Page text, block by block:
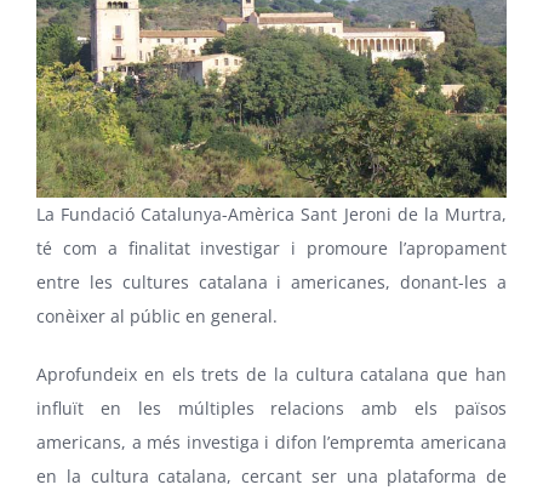
La Fundació Catalunya-Amèrica Sant Jeroni de la Murtra,
té com a finalitat investigar i promoure l’apropament
entre les cultures catalana i americanes, donant-les a
conèixer al públic en general.
Aprofundeix en els trets de la cultura catalana que han
influït en les múltiples relacions amb els països
americans, a més investiga i difon l’empremta americana
en la cultura catalana, cercant ser una plataforma de